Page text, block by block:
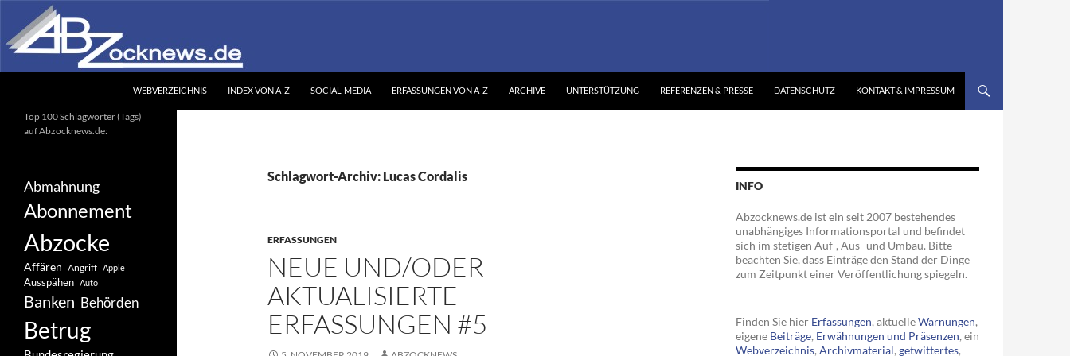
Inhalt
springen
WEBVERZEICHNIS INDEX VON A-Z SOCIAL-MEDIA ERFASSUNGEN VON A-Z ARCHIVE UNTERSTÜTZUNG REFERENZEN & PRESSE DATENSCHUTZ KONTAKT & IMPRESSUM
Schlagwort-Archiv: Lucas Cordalis
ERFASSUNGEN
NEUE UND/ODER
AKTUALISIERTE
ERFASSUNGEN #5
INFO
Abzocknews.de ist ein seit 2007 bestehendes
unabhängiges Informationsportal und befindet
sich im stetigen Auf-, Aus- und Umbau. Bitte
beachten Sie, dass Einträge den Stand der Dinge
zum Zeitpunkt einer Veröffentlichung spiegeln.
Finden Sie hier Erfassungen, aktuelleWarnungen,
eigene Beiträge, Erwähnungen und Präsenzen, ein
Webverzeichnis, Archivmaterial, getwittertes,
Ihr unabhängiges
Informationsportal
Top 100 Schlagwörter (Tags)
auf Abzocknews.de:
Abmahnung
Abonnement
Abzocke
Affären Angriff Apple
Ausspähen Auto
Banken Behörden
Betrug